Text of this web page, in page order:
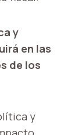
y
en las
de los
y